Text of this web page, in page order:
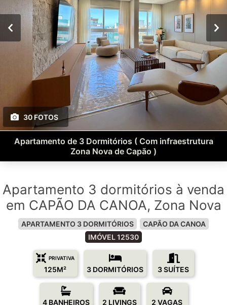
30 FOTOS
Apartamento de 3 Dormitórios ( Com infraestrutura
Zona Nova de Capão )
Apartamento 3 dormitórios à venda
em CAPÃO DA CANOA, Zona Nova
APARTAMENTO 3 DORMITÓRIOS
CAPÃO DA CANOA
IMÓVEL 12530
PRIVATIVA
125M² 3 DORMITÓRIOS 3 SUÍTES
4 BANHEIROS 2 LIVINGS 2 VAGAS